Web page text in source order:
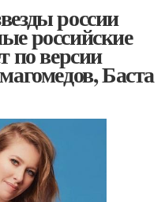
россии
российские
по версии
Баста